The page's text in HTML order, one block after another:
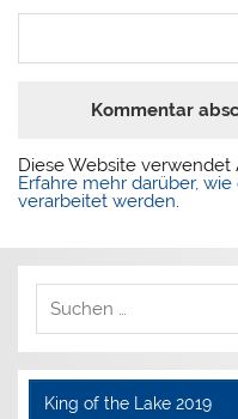
Diese Website verwendet
Erfahre mehr darüber,
verarbeitet werden.
King of the Lake 2019